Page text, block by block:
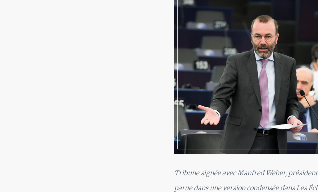
Tribune signée avec Manfred Weber,
parue dans une version condensée dans Les